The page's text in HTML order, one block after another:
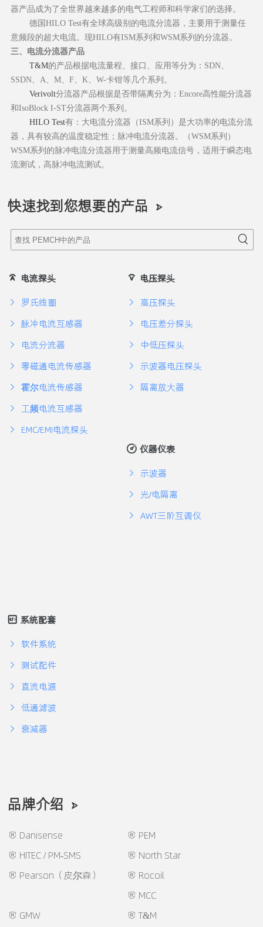
器产品成为了全世界越来越多的电气工程师和科学家们的选择。
德国HILO Test有全球高级别的电流分流器，主要用于测量任
意频段的超大电流。现HILO有ISM系列和WSM系列的分流器。
三、电流分流器产品
T&M的产品根据电流量程、接口、应用等分为：SDN、
SSDN、A、M、F、K、W-卡钳等几个系列。
Verivolt分流器产品根据是否带隔离分为：Encore高性能分流器
和IsoBlock I-ST分流器两个系列。
HILO Test有：大电流分流器（ISM系列）是大功率的电流分流
器，具有较高的温度稳定性；脉冲电流分流器。（WSM系列）
WSM系列的脉冲电流分流器用于测量高频电流信号，适用于瞬态电
流测试，高脉冲电流测试。
快速找到您想要的产品
电流探头
罗氏线圈
脉冲电流互感器
电流分流器
零磁通电流传感器
霍尔电流传感器
工频电流互感器
EMC/EMI电流探头
电压探头
高压探头
电压差分探头
中低压探头
示波器电压探头
隔离放大器
仪器仪表
示波器
光/电隔离
AWT三阶互调仪
系统配套
软件系统
测试配件
直流电源
低通滤波
衰减器
品牌介绍
Danisense
PEM
HITEC / PM-SMS
North Star
Pearson（皮尔森）
Rocoil
MCC
GMW
T&M